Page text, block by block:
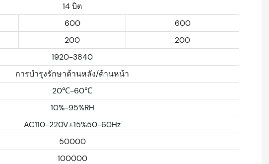
14 บิต
600
600
200
200
1920-3840
การบำรุงรักษาด้านหลัง/ด้านหน้า
20℃-60℃
10%-95%RH
AC110-220V±15%50-60Hz
50000
100000